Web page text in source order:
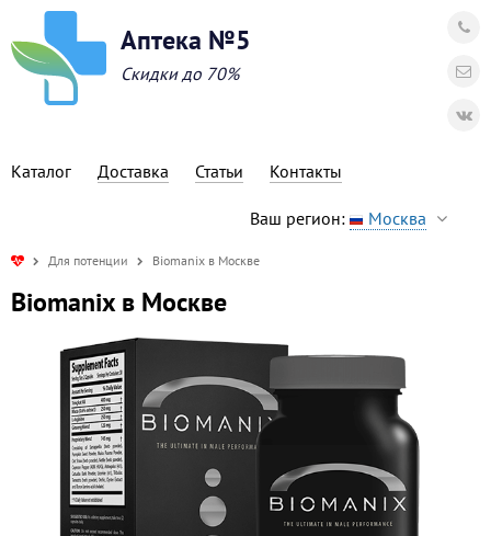
Аптека №5
Скидки до 70%
Каталог Доставка Статьи Контакты
Ваш регион: Москва
Для потенции Biomanix в Москве
Biomanix в Москве